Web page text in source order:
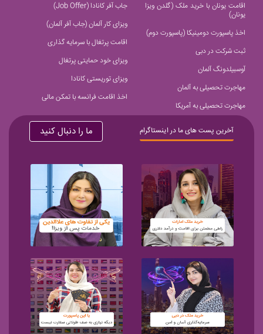
اقامت یونان با خرید ملک (گلدن ویزا
یونان)
اخذ پاسپورت دومینیکا (پاسپورت دوم)
ثبت شرکت در دبی
آوسبیلدونگ آلمان
مهاجرت تحصیلی به آلمان
مهاجرت تحصیلی به آمریکا
جاب آفر کانادا (Job Offer)
ویزای کار آلمان (جاب آفر آلمان)
اقامت پرتغال با سرمایه گذاری
ویزای خود حمایتی پرتغال
ویزای توریستی کانادا
اخذ اقامت فرانسه با تمکن مالی
آخرین پست های ما در اینستاگرام ما را دنبال کنید